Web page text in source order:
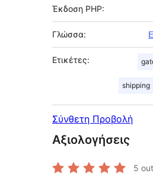
Έκδοση PHP:
Γλώσσα:
Ετικέτες:
shipping
Σύνθετη Προβολή
Αξιολογήσεις
5